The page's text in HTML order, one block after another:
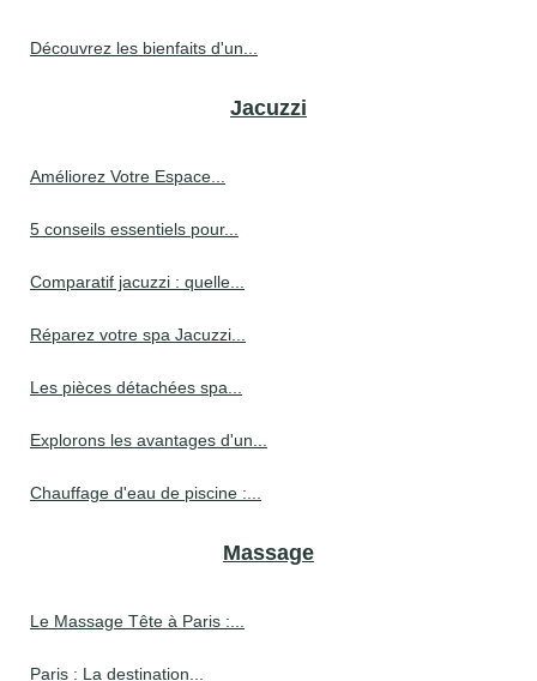
Découvrez les bienfaits d'un...
Jacuzzi
Améliorez Votre Espace...
5 conseils essentiels pour...
Comparatif jacuzzi : quelle...
Réparez votre spa Jacuzzi...
Les pièces détachées spa...
Explorons les avantages d'un...
Chauffage d'eau de piscine :...
Massage
Le Massage Tête à Paris :...
Paris : La destination...